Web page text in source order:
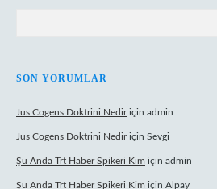
SON YORUMLAR
Jus Cogens Doktrini Nediriçin admin
Jus Cogens Doktrini Nediriçin Sevgi
Şu Anda Trt Haber Spikeri Kim için admin
Şu Anda Trt Haber Spikeri Kim için Alpay